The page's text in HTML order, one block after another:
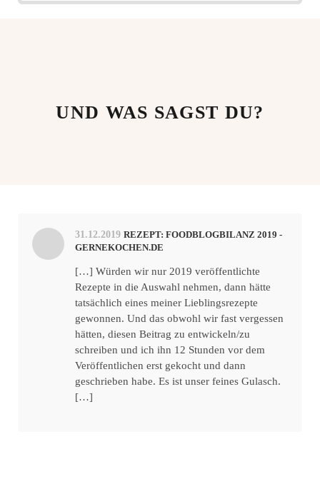
UND WAS SAGST DU?
31.12.2019 REZEPT: FOODBLOGBILANZ 2019 -
GERNEKOCHEN.DE
[…] Würden wir nur 2019 veröffentlichte
Rezepte in die Auswahl nehmen, dann hätte
tatsächlich eines meiner Lieblingsrezepte
gewonnen. Und das obwohl wir fast vergessen
hätten, diesen Beitrag zu entwickeln/zu
schreiben und ich ihn 12 Stunden vor dem
Veröffentlichen erst gekocht und dann
geschrieben habe. Es ist unser feines Gulasch.
[…]